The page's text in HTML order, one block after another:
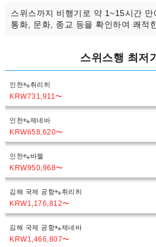
스위스까지 비행기로 약 1~15시간 만
통화, 문화, 종교 등을 확인하여 쾌적
스위스행 최저
인천 취리히
KRW731,911〜
인천 제네바
KRW658,620〜
인천 바젤
KRW950,968〜
김해 국제 공항 취리히
KRW1,176,812〜
김해 국제 공항 제네바
KRW1,466,807〜